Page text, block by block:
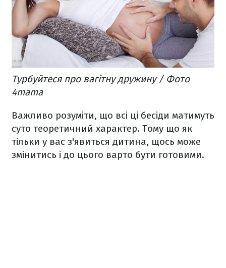
Турбуйтеся про вагітну дружину / Фото
4mama
Важливо розуміти, що всі ці бесіди матимуть
суто теоретичний характер. Тому що як
тільки у вас з'явиться дитина, щось може
змінитись і до цього варто бути готовими.